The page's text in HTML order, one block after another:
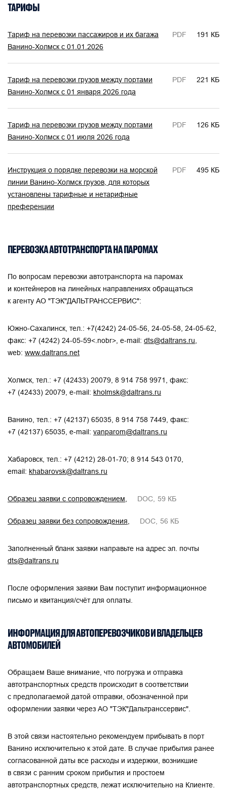
ТАРИФЫ
Тариф на перевозки пассажиров и их багажа
Ванино-Холмск с 01.01.2026
PDF 191 КБ
Тариф на перевозки грузов между портами
Ванино-Холмск с 01 января 2026 года
PDF 221 КБ
Тариф на перевозки грузов между портами
Ванино-Холмск с 01 июля 2026 года
PDF 126 КБ
Инструкция о порядке перевозки на морской
линии Ванино-Холмск грузов, для которых
установлены тарифные и нетарифные
преференции
PDF 495 КБ
ПЕРЕВОЗКА АВТОТРАНСПОРТА НА ПАРОМАХ
По вопросам перевозки автотранспорта на паромах
и контейнеров на линейных направлениях обращаться
к агенту АО "ТЭК"ДАЛЬТРАНССЕРВИС":
Южно-Сахалинск, тел.: +7(4242) 24-05-56 24-05-58 24-05-62
факс: +7 (4242) 24-05-59<.nobr>, e-mail: dts@daltrans.ru
web: www.daltrans.net
Холмск, тел.: +7 (42433) 20079 8 914 758 9971
, факс:
+7 (42433) 20079 e-mail: kholmsk@daltrans.ru
Ванино, тел.: +7 (42137) 65035 8 914 758 7449 , факс:
+7 (42137) 65035 e-mail: vanparom@daltrans.ru
Хабаровск, тел.: +7 (4212) 28-01-70; 8 914 543 0170
email: khabarovsk@daltrans.ru
Образец заявки с сопровождением DOC 59 КБ
Образец заявки без сопровождения DOC 56 КБ
Заполненный бланк заявки направьте на адрес эл. почты
dts@daltrans.ru
После оформления заявки Вам поступит информационное
письмо и квитанция/счёт для оплаты.
ИНФОРМАЦИЯ ДЛЯ АВТОПЕРЕВОЗЧИКОВ И ВЛАДЕЛЬЦЕВ
АВТОМОБИЛЕЙ
Обращаем Ваше внимание, что погрузка и отправка
автотранспортных средств происходит в соответствии
с предполагаемой датой отправки, обозначенной при
оформлении заявки через АО "ТЭК"Дальтранссервис".
В этой связи настоятельно рекомендуем прибывать в порт
Ванино исключительно к этой дате. В случае прибытия ранее
согласованной даты все расходы и издержки, возникшие
в связи с ранним сроком прибытия и простоем
автотранспортных средств, лежат исключительно на Клиенте.